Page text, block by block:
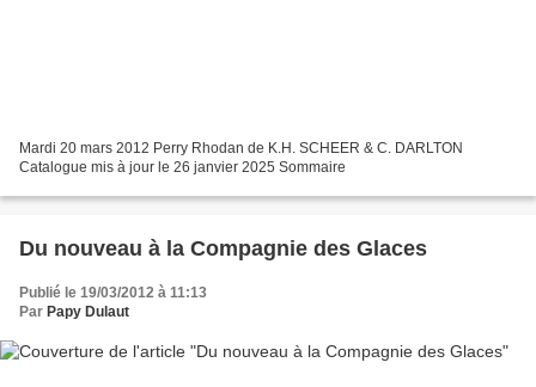
Mardi 20 mars 2012 Perry Rhodan de K.H. SCHEER & C. DARLTON
Catalogue mis à jour le 26 janvier 2025 Sommaire
Du nouveau à la Compagnie des Glaces
Publié le 19/03/2012 à 11:13
Par Papy Dulaut